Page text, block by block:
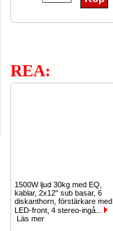
REA:
1500W ljud 30kg med EQ,
kablar, 2x12" sub basar, 6
diskanthorn, förstärkare med
LED-front, 4 stereo-ingå...
Läs mer